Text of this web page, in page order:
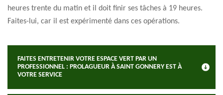
heures trente du matin et il doit finir ses tâches à 19 heures.
Faites-lui, car il est expérimenté dans ces opérations.
FAITES ENTRETENIR VOTRE ESPACE VERT PAR UN
PROFESSIONNEL : PROLAGUEUR À SAINT GONNERY EST À
VOTRE SERVICE